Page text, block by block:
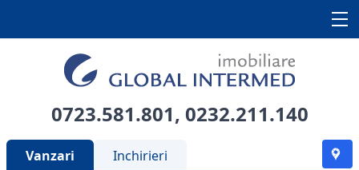
0723.581.801, 0232.211.140
Vanzari Inchirieri